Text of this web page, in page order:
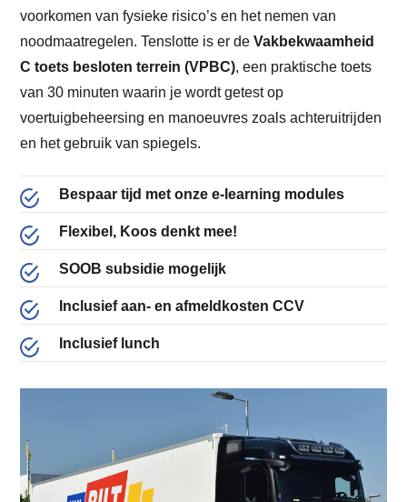
voorkomen van fysieke risico’s en het nemen van
noodmaatregelen. Tenslotte is er de Vakbekwaamheid
C toets besloten terrein (VPBC), een praktische toets
van 30 minuten waarin je wordt getest op
voertuigbeheersing en manoeuvres zoals achteruitrijden
en het gebruik van spiegels.
Bespaar tijd met onze e-learning modules
Flexibel, Koos denkt mee!
SOOB subsidie mogelijk
Inclusief aan- en afmeldkosten CCV
Inclusief lunch